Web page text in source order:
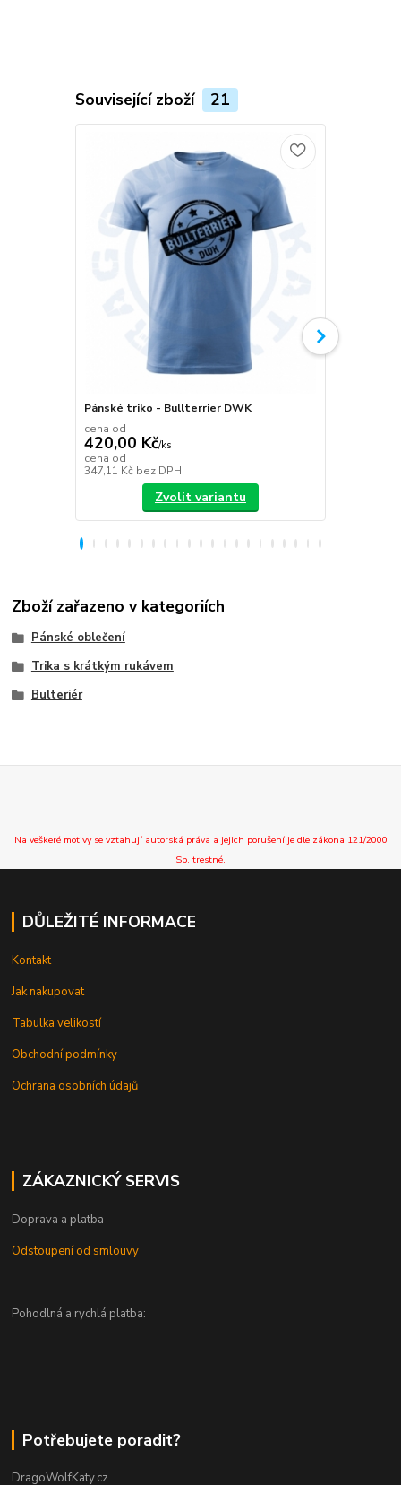
Související zboží 21
Pánské triko - Bullterrier DWK
cena od
420,00 Kč/ks
cena od
347,11 Kč bez DPH
Zvolit variantu
Zboží zařazeno v kategoriích
Pánské oblečení
Trika s krátkým rukávem
Bulteriér
Na veškeré motivy se vztahují autorská práva a jejich porušení je dle zákona 121/2000
Sb. trestné.
DŮLEŽITÉ INFORMACE
Kontakt
Jak nakupovat
Tabulka velikostí
Obchodní podmínky
Ochrana osobních údajů
ZÁKAZNICKÝ SERVIS
Doprava a platba
Odstoupení od smlouvy
Pohodlná a rychlá platba:
Potřebujete poradit?
DragoWolfKaty.cz